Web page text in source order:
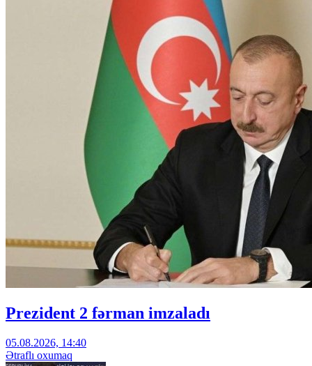
Prezident 2 fərman imzaladı
05.08.2026, 14:40
Ətraflı oxumaq